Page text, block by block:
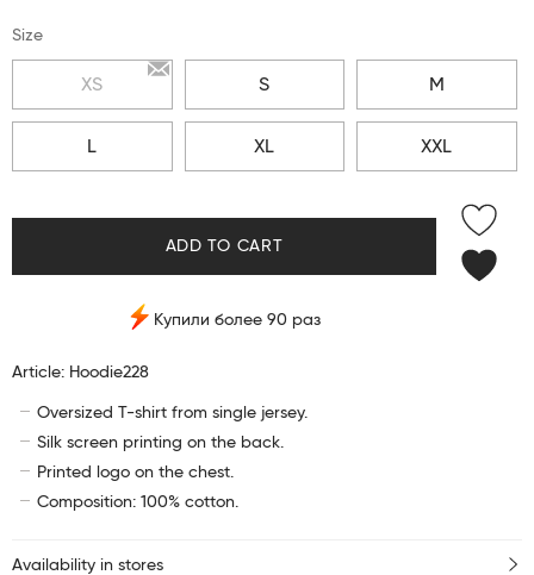
Size
XS S M
L XL XXL
ADD TO CART
Купили более 90 раз
Article: Hoodie228
Oversized T-shirt from single jersey.
Silk screen printing on the back.
Printed logo on the chest.
Composition: 100% cotton.
Availability in stores